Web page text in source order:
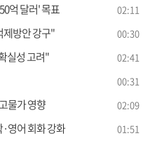
억 달러' 목표 02:11
제방안 강구" 00:30
실성 고려" 02:41
00:31
물가 영향 02:09
영어 회화 강화 01:51